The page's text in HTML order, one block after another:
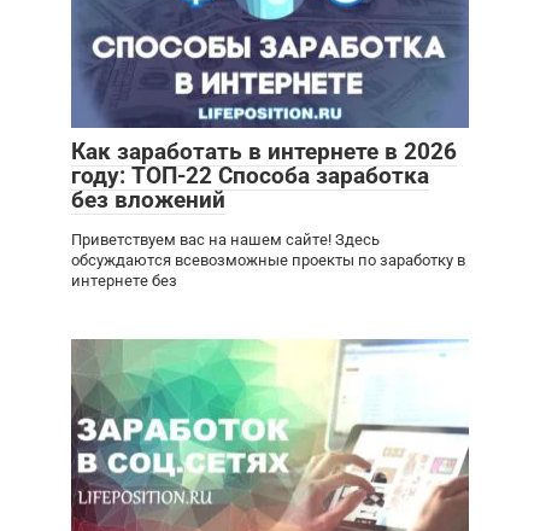
Как заработать в интернете в 2026
году: ТОП-22 Способа заработка
без вложений
Приветствуем вас на нашем сайте! Здесь
обсуждаются всевозможные проекты по заработку в
интернете без